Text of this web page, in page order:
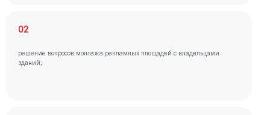
02
решение вопросов монтажа рекламных площадей с владельцами
зданий;